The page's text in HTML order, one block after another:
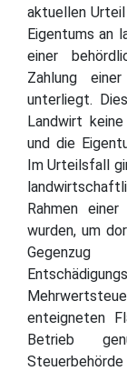
aktuellen
Eigentums an
einer
Zahlung
unterliegt.
Landwirt
und die
Im Urteilsfall
Rahmen
wurden, um
enteigneten
Betrieb